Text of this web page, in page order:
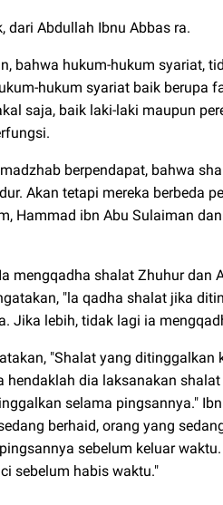
dari Abdullah Ibnu Abbas ra.
bahwa hukum-hukum syariat,
hukum syariat baik berupa
saja, baik laki-laki maupun
berpendapat, bahwa
Akan tetapi mereka berbeda
Hammad ibn Abu Sulaiman
mengqadha shalat Zhuhur dan
"la qadha shalat jika
Jika lebih, tidak lagi ia
"Shalat yang
hendaklah dia laksanakan
selama pingsannya."
berhaid, orang yang
sebelum keluar
sebelum habis waktu."